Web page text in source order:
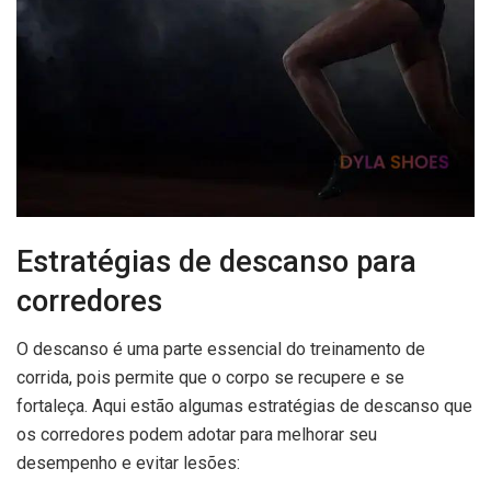
Estratégias de descanso para
corredores
O descanso é uma parte essencial do treinamento de
corrida, pois permite que o corpo se recupere e se
fortaleça. Aqui estão algumas estratégias de descanso que
os corredores podem adotar para melhorar seu
desempenho e evitar lesões: